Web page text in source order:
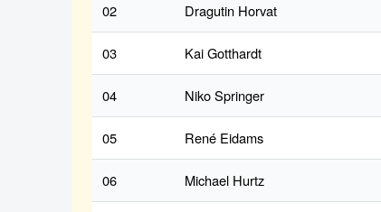
02 Dragutin Horvat
03 Kai Gotthardt
04 Niko Springer
05 René Eidams
06 Michael Hurtz